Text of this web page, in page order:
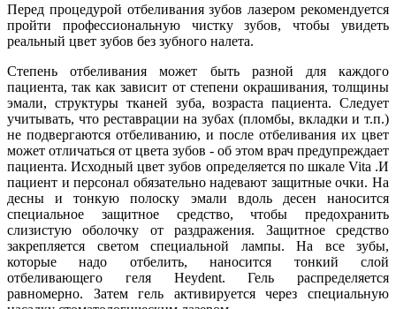
Перед процедурой отбеливания зубов лазером рекомендуется
пройти профессиональную чистку зубов, чтобы увидеть
реальный цвет зубов без зубного налета.
Степень отбеливания может быть разной для каждого
пациента, так как зависит от степени окрашивания, толщины
эмали, структуры тканей зуба, возраста пациента. Следует
учитывать, что реставрации на зубах (пломбы, вкладки и т.п.)
не подвергаются отбеливанию, и после отбеливания их цвет
может отличаться от цвета зубов - об этом врач предупреждает
пациента. Исходный цвет зубов определяется по шкале Vita .И
пациент и персонал обязательно надевают защитные очки. На
десны и тонкую полоску эмали вдоль десен наносится
специальное защитное средство, чтобы предохранить
слизистую оболочку от раздражения. Защитное средство
закрепляется светом специальной лампы. На все зубы,
которые надо отбелить, наносится тонкий слой
отбеливающего геля Heydent. Гель распределяется
равномерно. Затем гель активируется через специальную